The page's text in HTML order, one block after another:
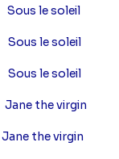
Sous le soleil
Sous le soleil
Sous le soleil
Jane the virgin
Jane the virgin